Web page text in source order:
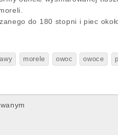
do 180 stopni i piec
morele owoc owoce